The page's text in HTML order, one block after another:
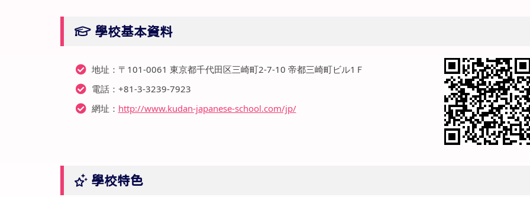
學校基本資料
地址：〒101-0061 東京都千代田区三崎町2-7-10 帝都三崎町ビル1Ｆ
電話：+81-3-3239-7923
網址： http://www.kudan-japanese-school.com/jp/
學校特色